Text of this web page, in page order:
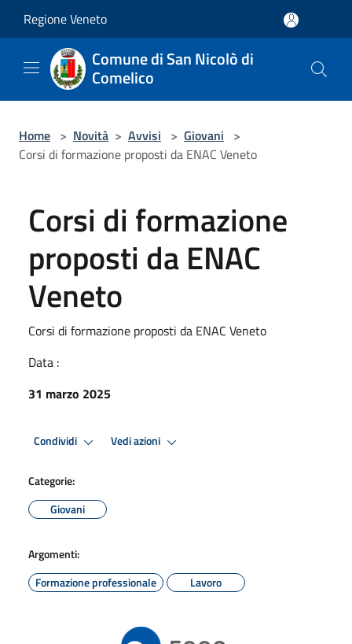
Regione Veneto
Comune di San Nicolò di
Comelico
Home > Novità > Avvisi > Giovani >
Corsi di formazione proposti da ENAC Veneto
Corsi di formazione
proposti da ENAC
Veneto
Corsi di formazione proposti da ENAC Veneto
Data :
31 marzo 2025
Condividi Vedi azioni
Categorie:
Giovani
Argomenti:
Formazione professionale
Lavoro